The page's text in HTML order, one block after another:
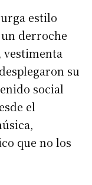
estilo
un derroche
vestimenta
su
social
el
que no los